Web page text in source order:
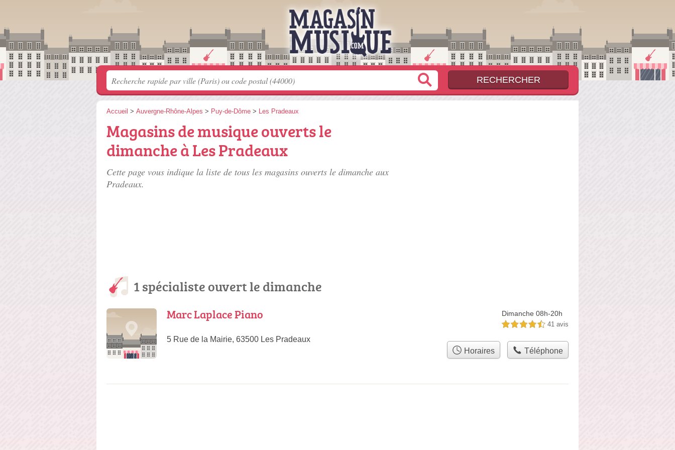
Accueil > Auvergne-Rhône-Alpes > Puy-de-Dôme > Les Pradeaux
Magasins de musique ouverts le
dimanche à Les Pradeaux
Cette page vous indique la liste de tous les magasins ouverts le dimanche aux
Pradeaux.
1 spécialiste ouvert le dimanche
Marc Laplace Piano
5 Rue de la Mairie, 63500 Les Pradeaux
Dimanche 08h-20h
4,5 étoiles sur 5 41 avis
Horaires Téléphone